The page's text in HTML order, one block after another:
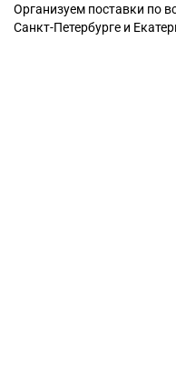
Организуем поставки по
Санкт-Петербурге и